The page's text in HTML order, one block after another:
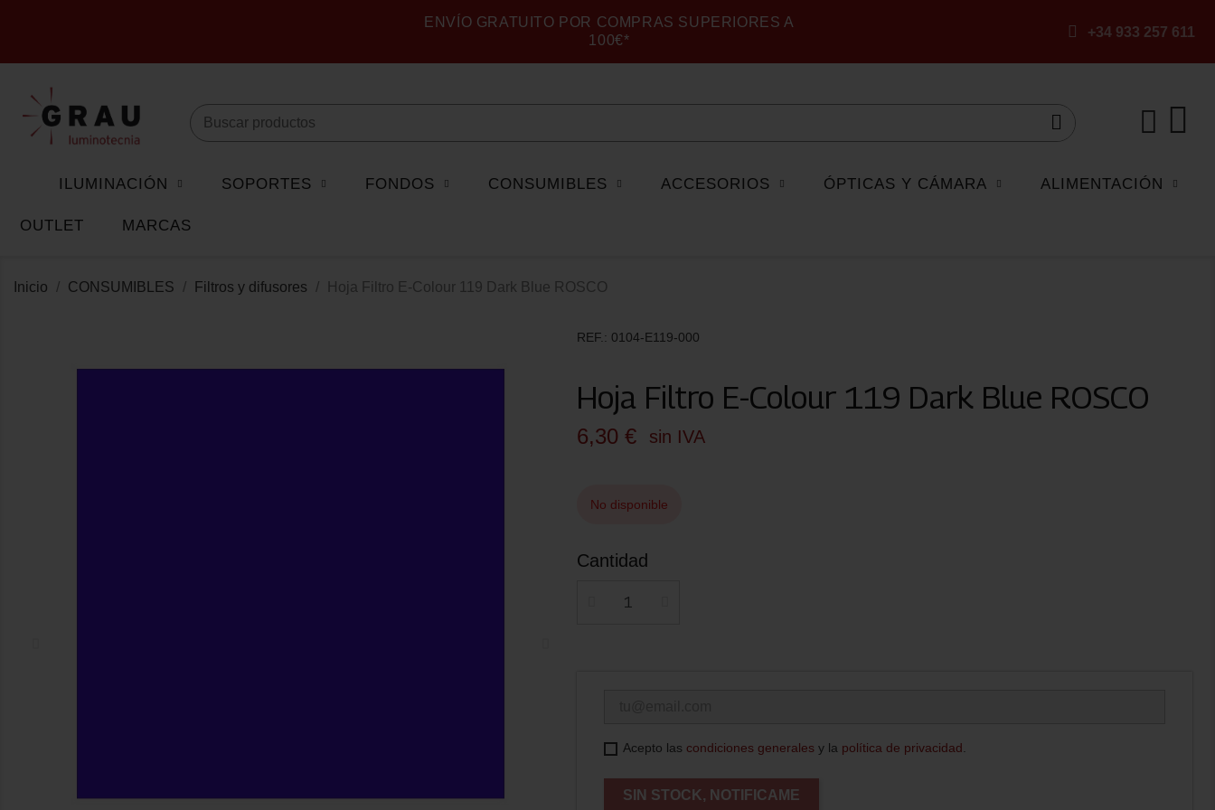
ENVÍO GRATUITO POR COMPRAS SUPERIORES A
100€*
+34 933 257 611
ILUMINACIÓN SOPORTES FONDOS CONSUMIBLES ACCESORIOS ÓPTICAS Y CÁMARA ALIMENTACIÓN
OUTLET MARCAS
Inicio CONSUMIBLES Filtros y difusores Hoja Filtro E-Colour 119 Dark Blue ROSCO
REF. 0104-E119-000
Hoja Filtro E-Colour 119 Dark Blue ROSCO
6,30 € sin IVA
No disponible
Cantidad
Acepto las condiciones generales y la política de privacidad
SIN STOCK, NOTIFICAME